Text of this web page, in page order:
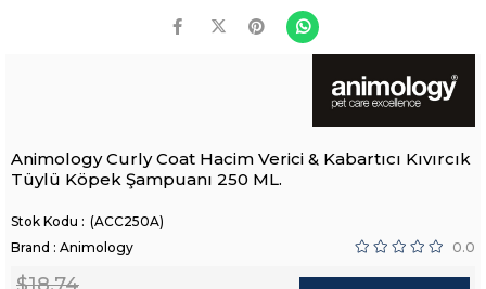
Animology Curly Coat Hacim Verici & Kabartıcı Kıvırcık
Tüylü Köpek Şampuanı 250 ML.
(ACC250A)
Brand : Animology 0.0